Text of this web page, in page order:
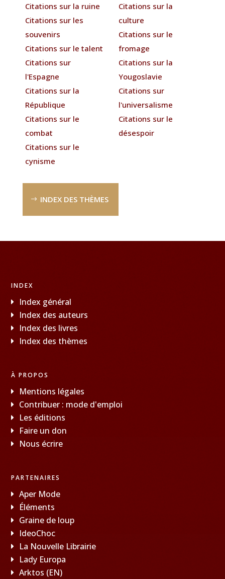
Citations sur la ruine
Citations sur les
souvenirs
Citations sur le talent
Citations sur
l'Espagne
Citations sur la
République
Citations sur le
combat
Citations sur le
cynisme
Citations sur la
culture
Citations sur le
fromage
Citations sur la
Yougoslavie
Citations sur
l'universalisme
Citations sur le
désespoir
INDEX DES THÈMES
INDEX
Index général
Index des auteurs
Index des livres
Index des thèmes
À PROPOS
Mentions légales
Contribuer : mode d'emploi
Les éditions
Faire un don
Nous écrire
PARTENAIRES
Aper Mode
Éléments
Graine de loup
IdeoChoc
La Nouvelle Librairie
Lady Europa
Arktos (EN)